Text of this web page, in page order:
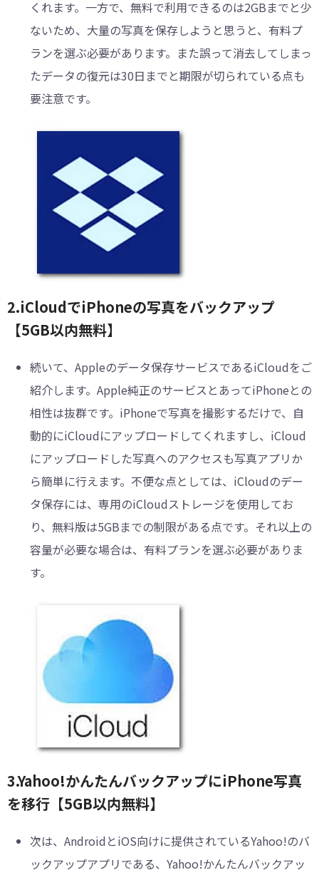
くれます。一方で、無料で利用できるのは2GBまでと少
ないため、大量の写真を保存しようと思うと、有料プ
ランを選ぶ必要があります。また誤って消去してしまっ
たデータの復元は30日までと期限が切られている点も
要注意です。
2.iCloudでiPhoneの写真をバックアップ
【5GB以内無料】
続いて、Appleのデータ保存サービスであるiCloudをご
紹介します。Apple純正のサービスとあってiPhoneとの
相性は抜群です。iPhoneで写真を撮影するだけで、自
動的にiCloudにアップロードしてくれますし、iCloud
にアップロードした写真へのアクセスも写真アプリか
ら簡単に行えます。不便な点としては、iCloudのデー
タ保存には、専用のiCloudストレージを使用してお
り、無料版は5GBまでの制限がある点です。それ以上の
容量が必要な場合は、有料プランを選ぶ必要がありま
す。
3.Yahoo!かんたんバックアップにiPhone写真
を移行【5GB以内無料】
次は、AndroidとiOS向けに提供されているYahoo!のバ
ックアップアプリである、Yahoo!かんたんバックアッ